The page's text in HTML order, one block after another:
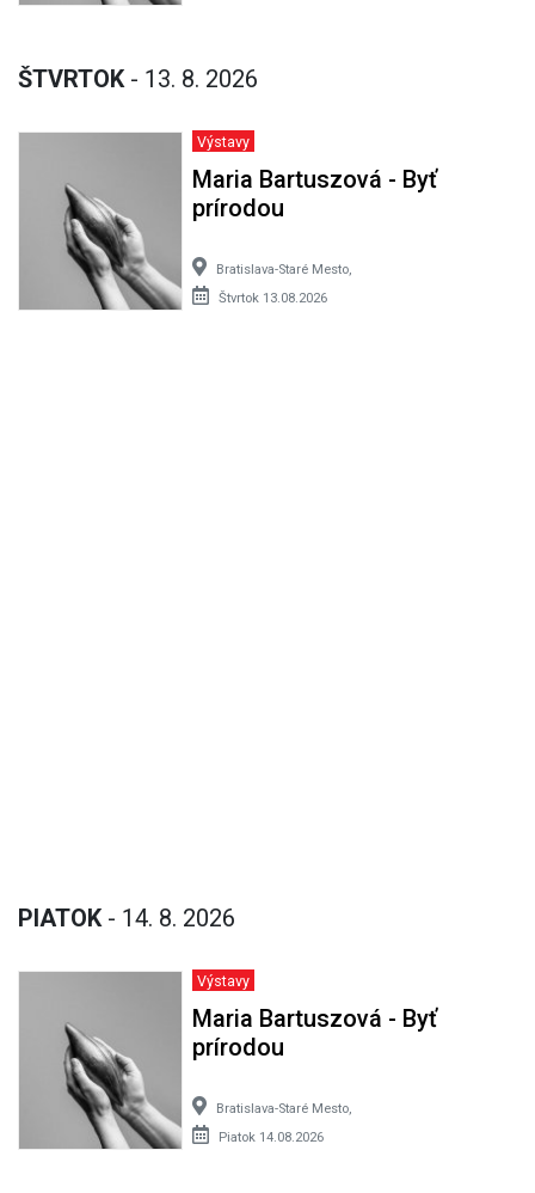
ŠTVRTOK - 13. 8. 2026
Výstavy
Maria Bartuszová - Byť
prírodou
Bratislava-Staré Mesto,
Štvrtok 13.08.2026
PIATOK - 14. 8. 2026
Výstavy
Maria Bartuszová - Byť
prírodou
Bratislava-Staré Mesto,
Piatok 14.08.2026